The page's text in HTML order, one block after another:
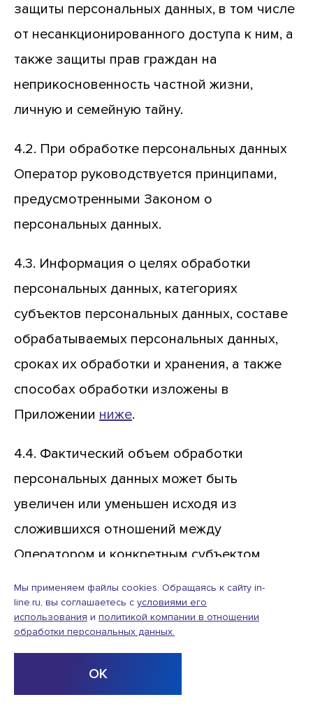
защиты персональных данных, в том числе
от несанкционированного доступа к ним, а
также защиты прав граждан на
неприкосновенность частной жизни,
личную и семейную тайну.
4.2. При обработке персональных данных
Оператор руководствуется принципами,
предусмотренными Законом о
персональных данных.
4.3. Информация о целях обработки
персональных данных, категориях
субъектов персональных данных, составе
обрабатываемых персональных данных,
сроках их обработки и хранения, а также
способах обработки изложены в
Приложении ниже.
4.4. Фактический объем обработки
персональных данных может быть
увеличен или уменьшен исходя из
сложившихся отношений между
Оператором и конкретным субъектом
соответствии с положениями Закона о
персональных данных, договоров между
Оператором и субъектом персональных
данных, согласия(ий) субъекта
Мы применяем файлы cookies. Обращаясь к сайту in-
line.ru, вы соглашаетесь с условиями его
использования и политикой компании в отношении
обработки персональных данных.
ОК